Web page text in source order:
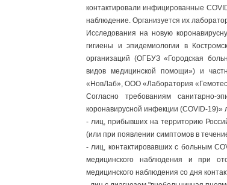
контактировали инфицированные
наблюдение. Организуется их
Исследования на новую
гигиены и эпидемиологии в
организаций (ОГБУЗ «Городская
видов медицинской помощи») и
«НовЛаб», ООО «Лаборатория
Согласно требованиям санитарно-
коронавирусной инфекции (COVID-
- лиц, прибывших на территорию
(или при появлении симптомов в
- лиц, контактировавших с больным
медицинского наблюдения и при
медицинского наблюдения со дня